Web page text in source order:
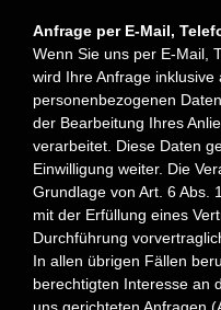
Anfrage per E-Mail,
Wenn Sie uns per E-Mail,
wird Ihre Anfrage
personenbezogenen
der Bearbeitung Ihres
verarbeitet. Diese Daten
Einwilligung weiter. Die
Grundlage von Art. 6 Abs.
mit der Erfüllung eines
Durchführung
In allen übrigen Fällen
berechtigten Interesse an